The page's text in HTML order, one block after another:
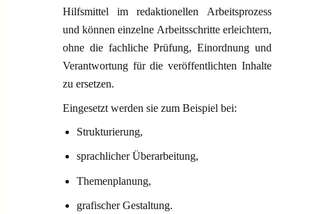
Hilfsmittel im redaktionellen Arbeitsprozess
und können einzelne Arbeitsschritte erleichtern,
ohne die fachliche Prüfung, Einordnung und
Verantwortung für die veröffentlichten Inhalte
zu ersetzen.
Eingesetzt werden sie zum Beispiel bei:
Strukturierung,
sprachlicher Überarbeitung,
Themenplanung,
grafischer Gestaltung.